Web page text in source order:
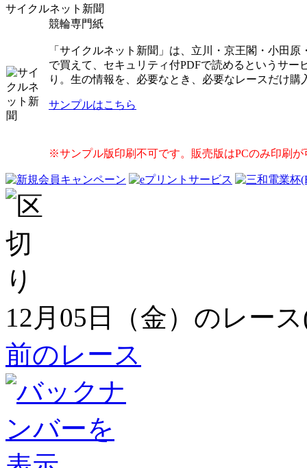
サイクルネット新聞
競輪専門紙
「サイクルネット新聞」は、立川・京王閣・小田
で買えて、セキュリティ付PDFで読めるというサ
り。生の情報を、必要なとき、必要なレースだけ購
サンプルはこちら
※サンプル版印刷不可です。販売版はPCのみ印刷が
12月05日（金）のレー
前のレース